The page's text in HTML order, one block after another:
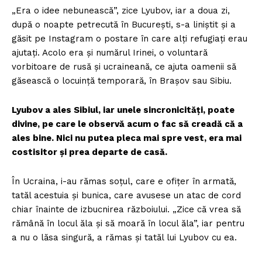
„Era o idee nebunească”, zice Lyubov, iar a doua zi,
după o noapte petrecută în București, s-a liniștit și a
găsit pe Instagram o postare în care alți refugiați erau
ajutați. Acolo era și numărul Irinei, o voluntară
vorbitoare de rusă și ucraineană, ce ajuta oamenii să
găsească o locuință temporară, în Brașov sau Sibiu.
Lyubov a ales Sibiul, iar unele sincronicități, poate
divine, pe care le observă acum o fac să creadă că a
ales bine. Nici nu putea pleca mai spre vest, era mai
costisitor și prea departe de casă.
În Ucraina, i-au rămas soțul, care e ofițer în armată,
tatăl acestuia și bunica, care avusese un atac de cord
chiar înainte de izbucnirea războiului. „Zice că vrea să
rămână în locul ăla și să moară în locul ăla”, iar pentru
a nu o lăsa singură, a rămas și tatăl lui Lyubov cu ea.